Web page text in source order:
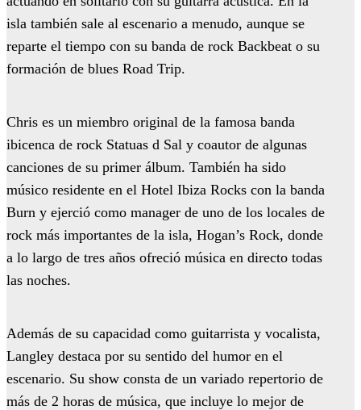
isla también sale al escenario a menudo, aunque se
reparte el tiempo con su banda de rock Backbeat o su
formación de blues Road Trip.
Chris es un miembro original de la famosa banda
ibicenca de rock Statuas d Sal y coautor de algunas
canciones de su primer álbum. También ha sido
músico residente en el Hotel Ibiza Rocks con la banda
Burn y ejerció como manager de uno de los locales de
rock más importantes de la isla, Hogan’s Rock, donde
a lo largo de tres años ofreció música en directo todas
las noches.
Además de su capacidad como guitarrista y vocalista,
Langley destaca por su sentido del humor en el
escenario. Su show consta de un variado repertorio de
más de 2 horas de música, que incluye lo mejor de